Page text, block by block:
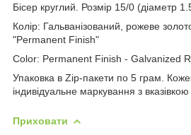
Бісер круглий. Розмір 15/0 (діаметр
Колір: Гальванізований, рожеве
"Permanent Finish"
Color: Permanent Finish - Galvanized
Упаковка в Zip-пакети по 5 грам.
індивідуальне маркування з
Приховати